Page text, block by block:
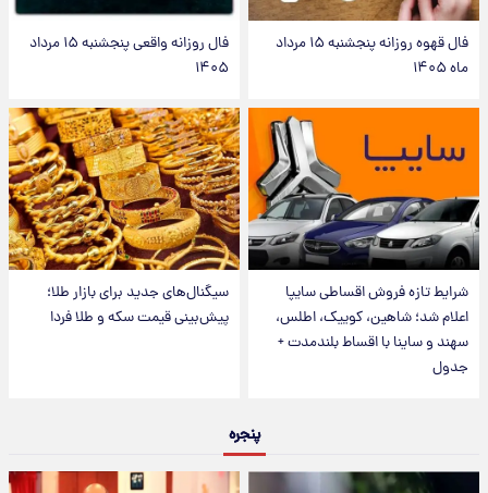
فال قهوه روزانه پنجشنبه ۱۵ مرداد
ماه ۱۴۰۵
فال روزانه واقعی پنجشنبه ۱۵ مرداد
۱۴۰۵
شرایط تازه فروش اقساطی سایپا
اعلام شد؛ شاهین، کوییک، اطلس،
سهند و ساینا با اقساط بلندمدت +
جدول
سیگنال‌های جدید برای بازار طلا؛
پیش‌بینی قیمت سکه و طلا فردا
پنجره